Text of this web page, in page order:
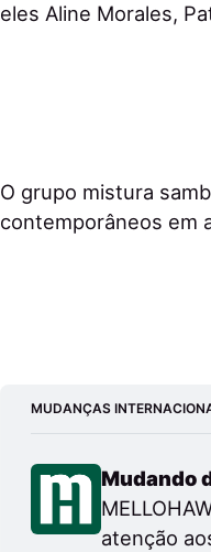
eles Aline Morales,
O grupo mistura
contemporâneos em
MUDANÇAS
Mudando
atenção